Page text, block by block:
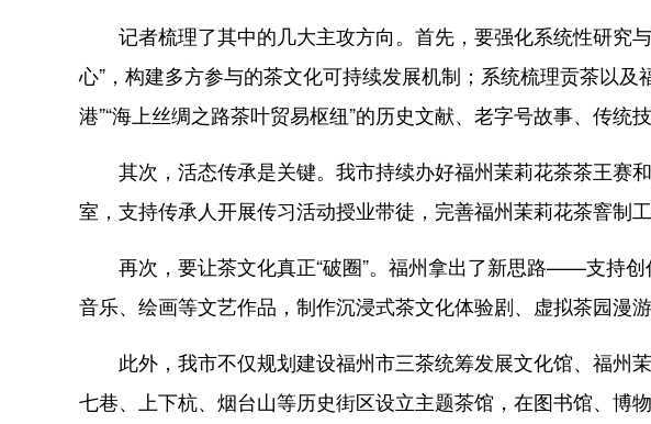
记者梳理了其中的几大主攻方向。首先，要强化系统性研究
心”，构建多方参与的茶文化可持续发展机制；系统梳理贡茶以及
港”“海上丝绸之路茶叶贸易枢纽”的历史文献、老字号故事、传统
其次，活态传承是关键。我市持续办好福州茉莉花茶茶王赛
室，支持传承人开展传习活动授业带徒，完善福州茉莉花茶窨制
再次，要让茶文化真正“破圈”。福州拿出了新思路——支持创
音乐、绘画等文艺作品，制作沉浸式茶文化体验剧、虚拟茶园漫
此外，我市不仅规划建设福州市三茶统筹发展文化馆、福州
七巷、上下杭、烟台山等历史街区设立主题茶馆，在图书馆、博